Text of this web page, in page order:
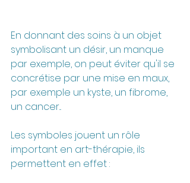
En donnant des soins à un objet
symbolisant un désir, un manque
par exemple, on peut éviter qu'il se
concrétise par une mise en maux,
par exemple un kyste, un fibrome,
un cancer...
Les symboles jouent un rôle
important en art-thérapie, ils
permettent en effet :